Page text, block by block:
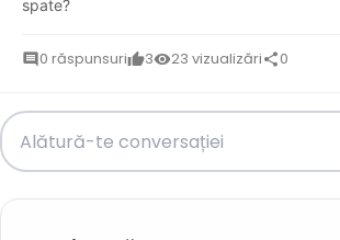
spate?
comment 0 răspunsurithumb_up3visibility23 vizualizărishare0